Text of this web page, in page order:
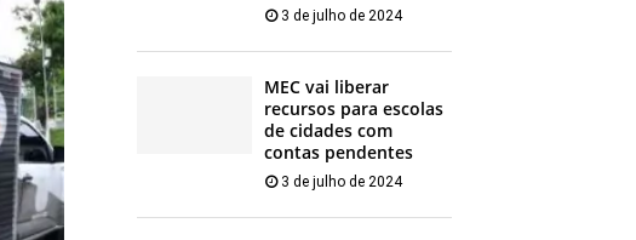
3 de julho de 2024
MEC vai liberar
recursos para escolas
de cidades com
contas pendentes
3 de julho de 2024